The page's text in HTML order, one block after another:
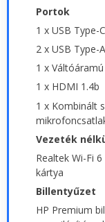
Portok
1 x USB
2 x USB Type-
1 x
1 x HDMI 1.4b
1 x Kombinált
Vezeték
Realtek Wi-Fi
kártya
Billentyűzet
HP Premium